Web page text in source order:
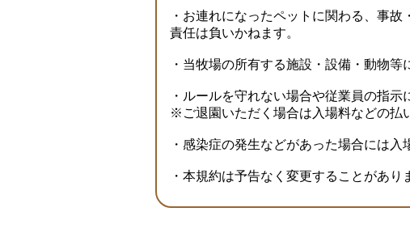
・お連れになったペットに関わる、事
責任は負いかねます。
・当牧場の所有する施設・設備・動物
・ルールを守れない場合や従業員の指
※ご退園いただく場合は入場料などの払
・感染症の発生などがあった場合には入
・本規約は予告なく変更することがあり